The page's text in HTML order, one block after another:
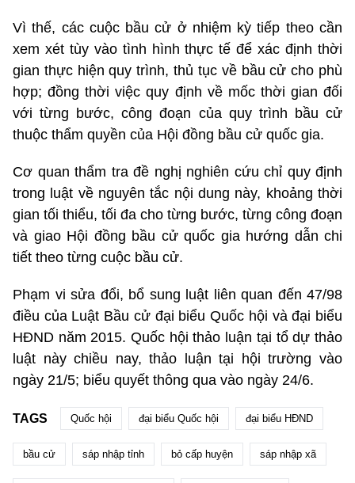
Vì thế, các cuộc bầu cử ở nhiệm kỳ tiếp theo cần
xem xét tùy vào tình hình thực tế để xác định thời
gian thực hiện quy trình, thủ tục về bầu cử cho phù
hợp; đồng thời việc quy định về mốc thời gian đối
với từng bước, công đoạn của quy trình bầu cử
thuộc thẩm quyền của Hội đồng bầu cử quốc gia.
Cơ quan thẩm tra đề nghị nghiên cứu chỉ quy định
trong luật về nguyên tắc nội dung này, khoảng thời
gian tối thiểu, tối đa cho từng bước, từng công đoạn
và giao Hội đồng bầu cử quốc gia hướng dẫn chi
tiết theo từng cuộc bầu cử.
Phạm vi sửa đổi, bổ sung luật liên quan đến 47/98
điều của Luật Bầu cử đại biểu Quốc hội và đại biểu
HĐND năm 2015. Quốc hội thảo luận tại tổ dự thảo
luật này chiều nay, thảo luận tại hội trường vào
ngày 21/5; biểu quyết thông qua vào ngày 24/6.
TAGS Quốc hội đại biểu Quốc hội đại biểu HĐND
bầu cử sáp nhập tỉnh bỏ cấp huyện sáp nhập xã